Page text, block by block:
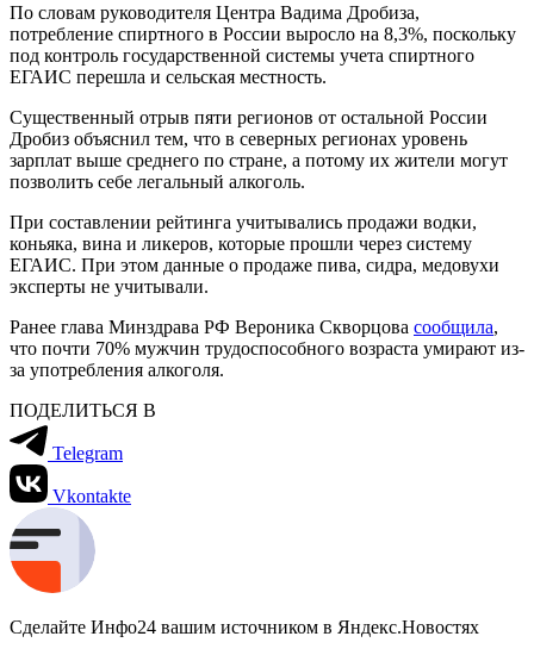
По словам руководителя Центра Вадима Дробиза,
потребление спиртного в России выросло на 8,3%, поскольку
под контроль государственной системы учета спиртного
ЕГАИС перешла и сельская местность.
Существенный отрыв пяти регионов от остальной России
Дробиз объяснил тем, что в северных регионах уровень
зарплат выше среднего по стране, а потому их жители могут
позволить себе легальный алкоголь.
При составлении рейтинга учитывались продажи водки,
коньяка, вина и ликеров, которые прошли через систему
ЕГАИС. При этом данные о продаже пива, сидра, медовухи
эксперты не учитывали.
Ранее глава Минздрава РФ Вероника Скворцова сообщила,
что почти 70% мужчин трудоспособного возраста умирают из-
за употребления алкоголя.
ПОДЕЛИТЬСЯ В
Telegram
Vkontakte
Сделайте Инфо24 вашим источником в Яндекс.Новостях